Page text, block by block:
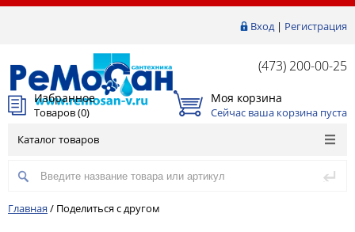
Вход| Регистрация
(473) 200-00-25
Избранное
Товаров (0)
Моя корзина
Сейчас ваша корзина пуста
Каталог товаров
Главная / Поделиться с другом